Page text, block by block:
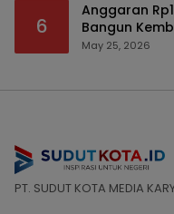
6
Anggaran
Bangun
Bencana
May 25, 2026
PT. SUDUT KOTA MEDIA